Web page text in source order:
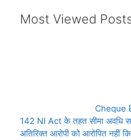
Most Viewed
Cheque
142 NI Act के तहत सीमा अवधि
अतिरिक्त आरोपी को आरोपित नहीं